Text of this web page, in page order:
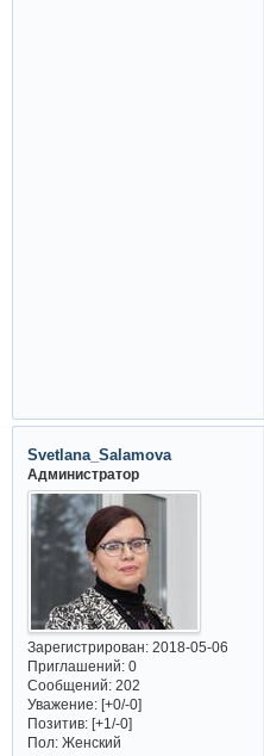
Svetlana_Salamova
Администратор
Зарегистрирован: 2018-05-06
Приглашений:0
Сообщений:202
Уважение: [+0/-0]
Позитив: [+1/-0]
Пол:Женский